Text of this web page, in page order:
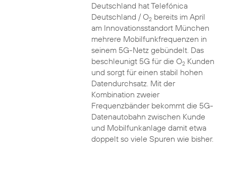
Deutschland hat Telefónica
Deutschland / O2bereits im April
am Innovationsstandort München
mehrere Mobilfunkfrequenzen in
seinem 5G-Netz gebündelt. Das
beschleunigt 5G für die O2Kunden
und sorgt für einen stabil hohen
Datendurchsatz. Mit der
Kombination zweier
Frequenzbänder bekommt die 5G-
Datenautobahn zwischen Kunde
und Mobilfunkanlage damit etwa
doppelt so viele Spuren wie bisher.